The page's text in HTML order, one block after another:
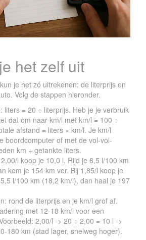
het zelf uit
je het zó uitrekenen: de literprijs en
Volg de stappen hieronder.
liters = 20 ÷ literprijs. Heb je je verbruik
dat om naar km/l met km/l = 100 ÷
afstand = liters × km/l. Je km/l
boordcomputer of met de vol-vol-
km ÷ getankte liters.
l koop je 10,0 l. Rijd je 6,5 l/100 km
kom je 154 km ver. Bij 1,85/l koop je
l/100 km (18,2 km/l), dan haal je 197
rond de literprijs en je km/l grof af.
met 12-18 km/l voor een
2,00/l -> 20 ÷ 2,00 = 10 l ->
180 km (stad lager, snelweg hoger).